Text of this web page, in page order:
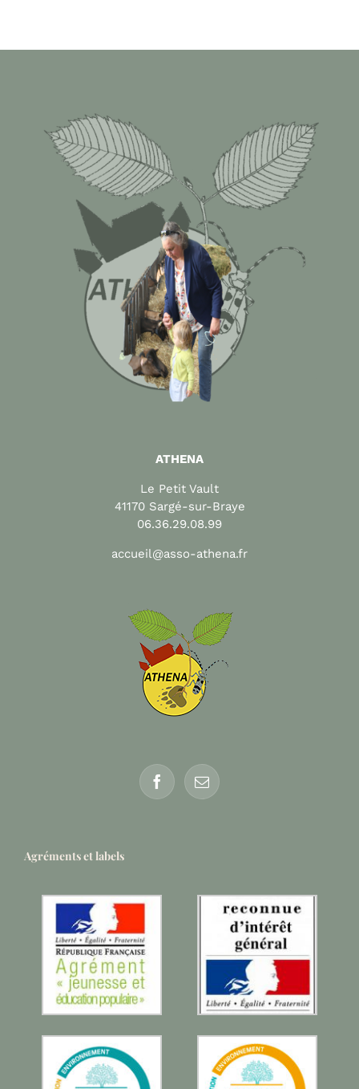
ATHENA
Le Petit Vault
41170 Sargé-sur-Braye
06.36.29.08.99
accueil@asso-athena.fr
Agréments et labels